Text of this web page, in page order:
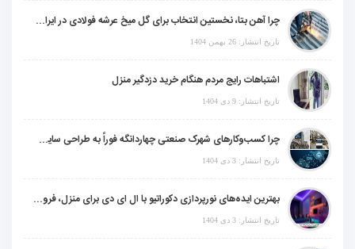
چرا آهن بتا، نخستین انتخاب برای گل میخ عرشه فولادی در ایران است؟
تاریخ انتشار: 26 بهمن 1404
اشتباهات رایج مردم هنگام خرید دزدگیر منزل
تاریخ انتشار: 9 دی 1404
چرا کسب‌وکارهای شهرک صنعتی چهاردانگه فوراً به طراحی سایت نیاز دارند؟
تاریخ انتشار: 3 دی 1404
بهترین ایده‌های نورپردازی دکوراتیو با ال ای دی برای منزل، فروشگاه و دفتر کار
تاریخ انتشار: 3 دی 1404